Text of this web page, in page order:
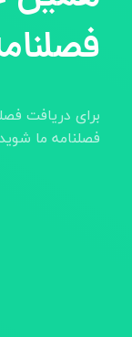
برای دریافت
فصلنامه ما